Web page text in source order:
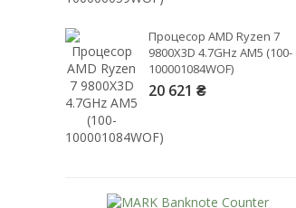
Процесор AMD Ryzen 7
9800X3D 4.7GHz AM5 (100-
100001084WOF)
20 621 ₴